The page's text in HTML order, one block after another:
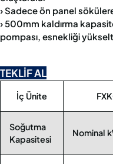
› Sadece ön panel
› 500mm kaldırma
pompası, esnekliği
TEKLİF AL
İç Ünite
Soğutma
Kapasitesi
Nominal